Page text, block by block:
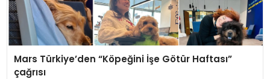
Mars Türkiye’den “Köpeğini İşe Götür Haftası”
çağrısı